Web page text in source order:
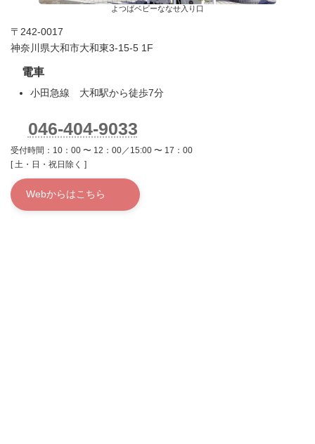
よつばベビーななせ入り口
〒242-0017
神奈川県大和市大和東3-15-5 1F
電車
小田急線 大和駅から徒歩7分
046-404-9033
受付時間：10：00 〜 12：00／15:00 〜 17：00
[ 土・日・祝日除く ]
Webからはこちら